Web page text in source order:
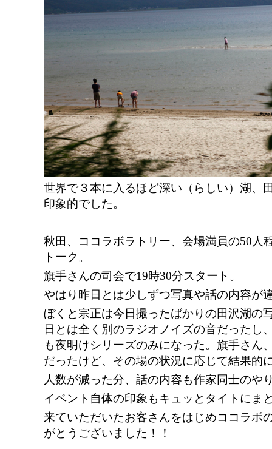
世界で３本に入るほど深い（らしい）湖、
印象的でした。
秋田、ココラボラトリー、会場満員の50人
トーク。
旗手さんの司会で19時30分スタート。
やはり昨日とは少しずつ写真や話の内容が
ぼくと宗正は今日撮ったばかりの田沢湖の
日とは全く別のラジオノイズの音だったし
も夜明けシリーズのみになった。旗手さん
だったけど、その場の状況に応じて結果的
人数が減った分、話の内容も作家同士のや
イベント自体の印象もキュッとタイトにま
来ていただいたお客さんをはじめココラボ
がとうございました！！